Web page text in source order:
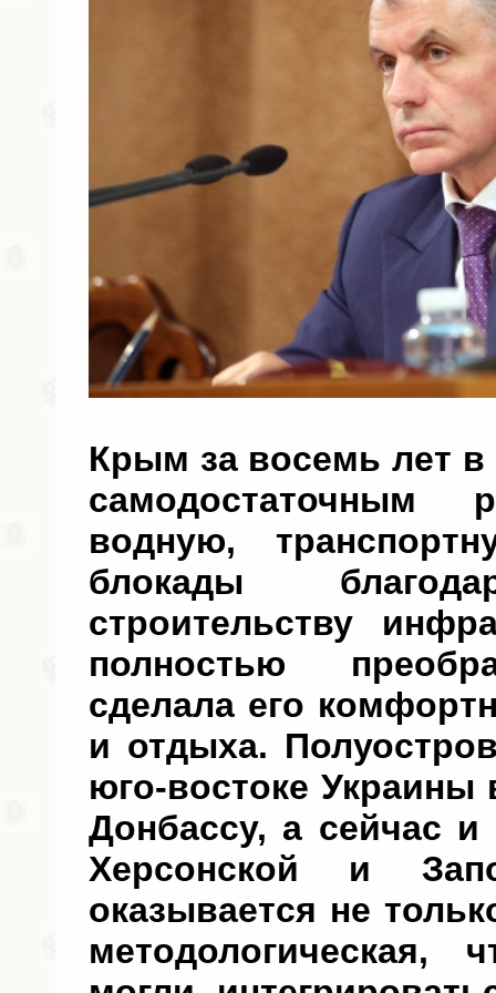
Крым за восемь лет в
самодостаточным
водную,
блокады
строительству
полностью
сделала его
и отдыха.
юго-востоке Украины
Донбассу, а сейчас
Херсонской и
оказывается не
методологическая,